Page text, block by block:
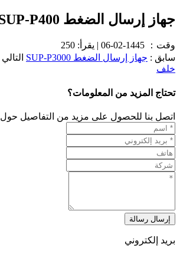
جهاز إرسال الضغط SUP-P400
وقت： 1445-02-06
| يقرأ: 250
سابق : جهاز إرسال الضغط SUP-P3000
خلف
تحتاج المزيد من المعلومات؟
اتصل بنا للحصول على مزيد من التفاصيل حول
إرسال رسالة
بريد إلكتروني